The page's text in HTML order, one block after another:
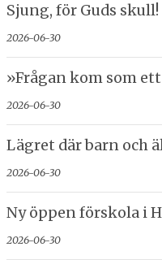
Sjung, för Guds skull!
2026-06-30
»Frågan kom som
2026-06-30
Lägret där barn och
2026-06-30
Ny öppen förskola i
2026-06-30